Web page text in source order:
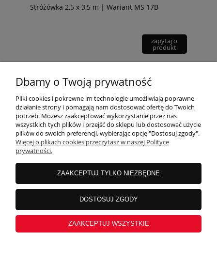
Stróżówka 2,5 x 3,5 m | Wariant MS 17B
zapytaj o
produkt
Stróżówka 2,5 x 3,5 m | Wariant MS 17C
Dbamy o Twoją prywatność
Pliki cookies i pokrewne im technologie umożliwiają poprawne
działanie strony i pomagają nam dostosować ofertę do Twoich
potrzeb. Możesz zaakceptować wykorzystanie przez nas
wszystkich tych plików i przejść do sklepu lub dostosować użycie
plików do swoich preferencji, wybierając opcję "Dostosuj zgody".
Więcej o plikach cookies przeczytasz w naszej Polityce
prywatności.
ZAAKCEPTUJ TYLKO NIEZBĘDNE
DOSTOSUJ ZGODY
ZAAKCEPTUJ WSZYSTKIE